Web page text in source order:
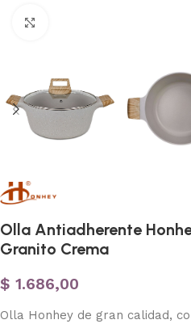
Olla Antiadherente
Granito Crema
$ 1.686,00
Olla Honhey de gran calidad,